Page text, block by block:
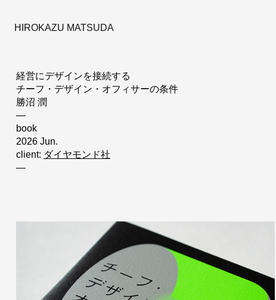
HIROKAZU MATSUDA
経営にデザインを接続する
チーフ・デザイン・オフィサーの条件
勝沼 潤
—
book
2026 Jun.
client: ダイヤモンド社
—